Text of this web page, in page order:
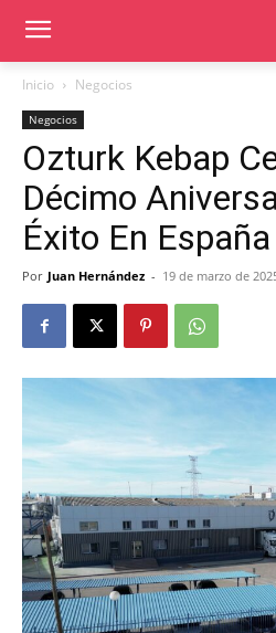
Inicio Negocios
Negocios
Ozturk Kebap
Décimo
Éxito En España
Por Juan Hernández - 19 de marzo de